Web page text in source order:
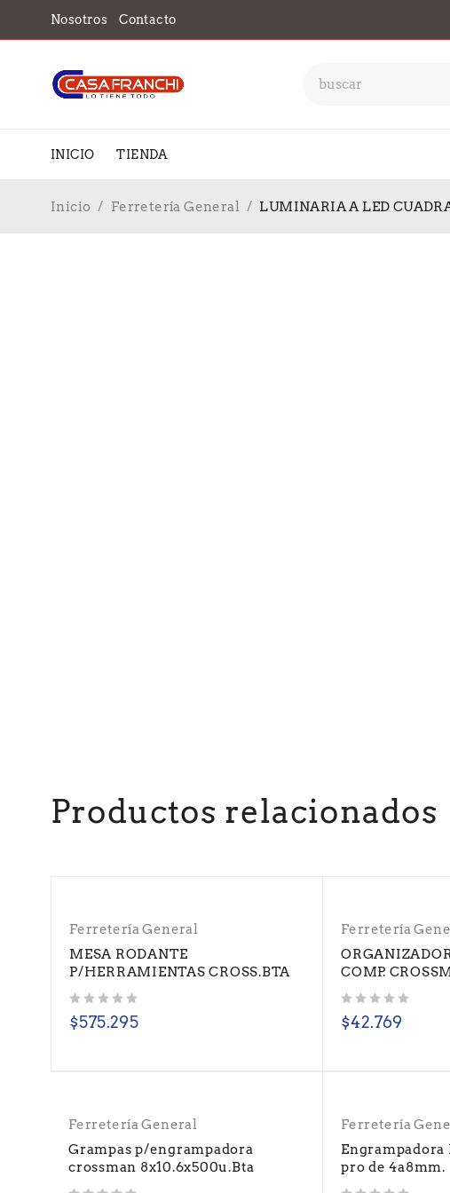
Nosotros Contacto
INICIO TIENDA
Inicio / Ferretería General / LUMINARIA A LED
Productos relacionados
Ferretería General
MESA RODANTE
P/HERRAMIENTAS CROSS.BTA
$575.295
Ferretería
COMP.
$42.769
Ferretería General
Grampas p/engrampadora
crossman 8x10.6x500u.Bta
Ferretería
pro de 4a8mm.